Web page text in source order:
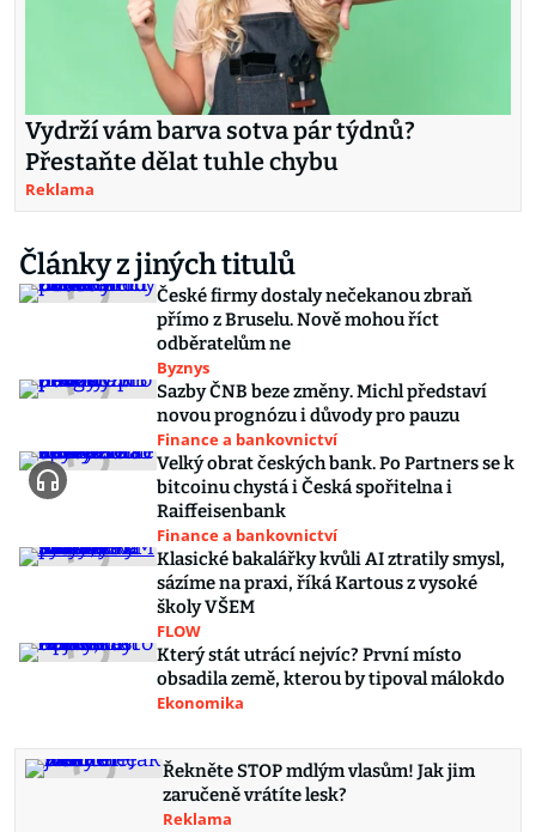
Vydrží vám barva sotva pár týdnů?
Přestaňte dělat tuhle chybu
Reklama
Články z jiných titulů
České firmy dostaly nečekanou zbraň
přímo z Bruselu. Nově mohou říct
odběratelům ne
Byznys
Sazby ČNB beze změny. Michl představí
novou prognózu i důvody pro pauzu
Finance a bankovnictví
Velký obrat českých bank. Po Partners se k
bitcoinu chystá i Česká spořitelna i
Raiffeisenbank
Finance a bankovnictví
Klasické bakalářky kvůli AI ztratily smysl,
sázíme na praxi, říká Kartous z vysoké
školy VŠEM
FLOW
Který stát utrácí nejvíc? První místo
obsadila země, kterou by tipoval málokdo
Ekonomika
Řekněte STOP mdlým vlasům! Jak jim
zaručeně vrátíte lesk?
Reklama